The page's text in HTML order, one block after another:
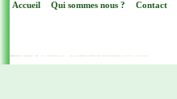
Accueil Qui sommes nous ? Contact